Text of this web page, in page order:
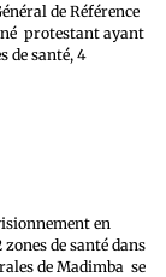
de Référence
protestant ayant
de santé, 4
en
de santé dans
de Madimba se